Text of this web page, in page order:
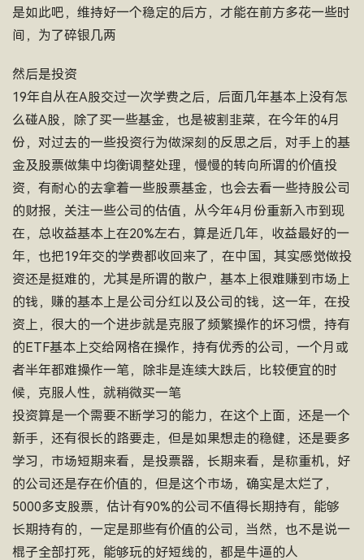
是如此吧，维持好一个稳定的后方，才能在前方多花一些时
间，为了碎银几两
然后是投资
19年自从在A股交过一次学费之后，后面几年基本上没有怎
么碰A股，除了买一些基金，也是被割韭菜，在今年的4月
份，对过去的一些投资行为做深刻的反思之后，对手上的基
金及股票做集中均衡调整处理，慢慢的转向所谓的价值投
资，有耐心的去拿着一些股票基金，也会去看一些持股公司
的财报，关注一些公司的估值，从今年4月份重新入市到现
在，总收益基本上在20%左右，算是近几年，收益最好的一
年，也把19年交的学费都收回来了，在中国，其实感觉做投
资还是挺难的，尤其是所谓的散户，基本上很难赚到市场上
的钱，赚的基本上是公司分红以及公司的钱，这一年，在投
资上，很大的一个进步就是克服了频繁操作的坏习惯，持有
的ETF基本上交给网格在操作，持有优秀的公司，一个月或
者半年都难操作一笔，除非是连续大跌后，比较便宜的时
候，克服人性，就稍微买一笔
投资算是一个需要不断学习的能力，在这个上面，还是一个
新手，还有很长的路要走，但是如果想走的稳健，还是要多
学习，市场短期来看，是投票器，长期来看，是称重机，好
的公司还是存在价值的，但是这个市场，确实是太烂了，
5000多支股票，估计有90%的公司不值得长期持有，能够
长期持有的，一定是那些有价值的公司，当然，也不是说一
棍子全部打死，能够玩的好短线的，都是牛逼的人